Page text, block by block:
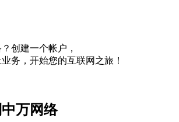
创建一个帐户，
务，开始您的互联网之旅！
万网络